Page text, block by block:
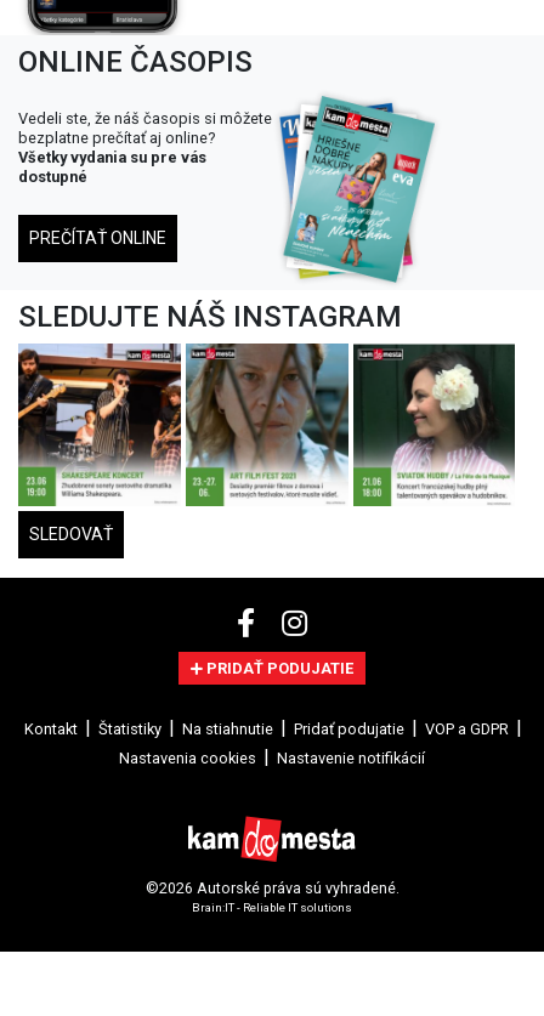
ONLINE ČASOPIS
Vedeli ste, že náš časopis si môžete
bezplatne prečítať aj online?
Všetky vydania su pre vás
dostupné
PREČÍTAŤ ONLINE
SLEDUJTE NÁŠ INSTAGRAM
SLEDOVAŤ
PRIDAŤ PODUJATIE
Kontakt Štatistiky Na stiahnutie Pridať podujatie
VOP a GDPR
Nastavenia cookies
Nastavenie notifikácií
©2026 Autorské práva sú vyhradené.
Brain:IT - Reliable IT solutions